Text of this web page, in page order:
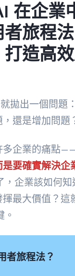
在企業
旅程
打造高
拋出一個問題
還是增加問題
多企業的痛點
要確實解決企
，企業該如何
最大價值？這
。
者旅程法？